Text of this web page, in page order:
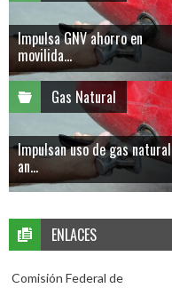
Impulsa GNV ahorro en
movilida...
Gas Natural
Impulsan uso de gas natural
an...
ENLACES
Comisión Federal de